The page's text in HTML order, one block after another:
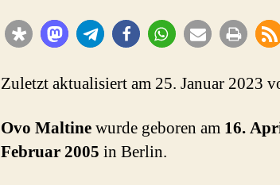
Zuletzt aktualisiert am 25. Januar 2023
Ovo Maltinewurde geboren am 16.
Februar 2005 in Berlin.